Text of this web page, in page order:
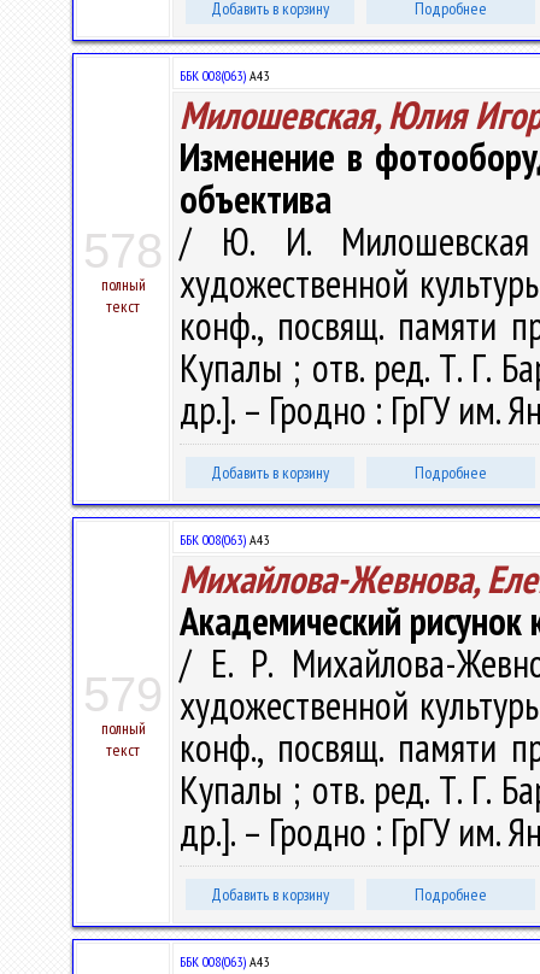
Добавить в корзину Подробнее
578
полный
текст
ББК 008(063) А43
Милошевская, Юлия
Изменение в
объектива
/ Ю. И. Милошевская
художественной
конф., посвящ. памяти
Купалы ; отв. ред. Т. Г.
др.]. – Гродно : ГрГУ им.
Добавить в корзину Подробнее
579
полный
текст
ББК 008(063) А43
Михайлова-Жевнова,
Академический рисунок
/ Е. Р. Михайлова-
художественной
конф., посвящ. памяти
Купалы ; отв. ред. Т. Г.
др.]. – Гродно : ГрГУ им.
Добавить в корзину Подробнее
ББК 008(063) А43